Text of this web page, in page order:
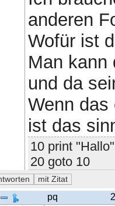
anderen
Wofür ist
Man kann
und da
Wenn
ist das
10 print "Hallo"
20 goto 10
pq